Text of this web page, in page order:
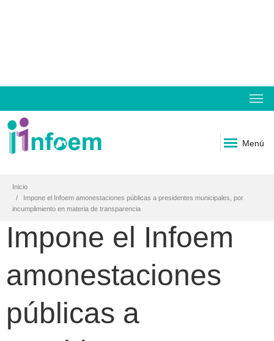
Menú
Inicio
Impone el Infoem amonestaciones públicas a presidentes municipales, por
incumplimiento en materia de transparencia
Impone el Infoem
amonestaciones
públicas a